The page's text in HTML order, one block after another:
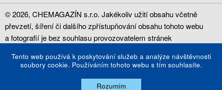
© 2026, CHEMAGAZÍN s.r.o. Jakékoliv užití obsahu včetně
převzetí, šíření či dalšího zpřístupňování obsahu tohoto webu
a fotografií je bez souhlasu provozovatelem stránek
Web design MAXX s.r.o.
Tento web používá k poskytování služeb a analýze návštěvnosti
soubory cookie. Používáním tohoto webu s tím souhlasíte.
Rozumím